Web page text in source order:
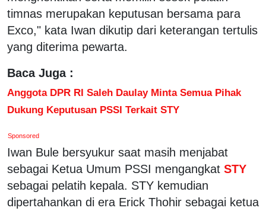
timnas merupakan keputusan bersama para
Exco," kata Iwan dikutip dari keterangan tertulis
yang diterima pewarta.
Baca Juga :
Anggota DPR RI Saleh Daulay Minta Semua Pihak
Dukung Keputusan PSSI Terkait STY
Sponsored
Iwan Bule bersyukur saat masih menjabat
sebagai Ketua Umum PSSI mengangkat STY
sebagai pelatih kepala. STY kemudian
dipertahankan di era Erick Thohir sebagai ketua